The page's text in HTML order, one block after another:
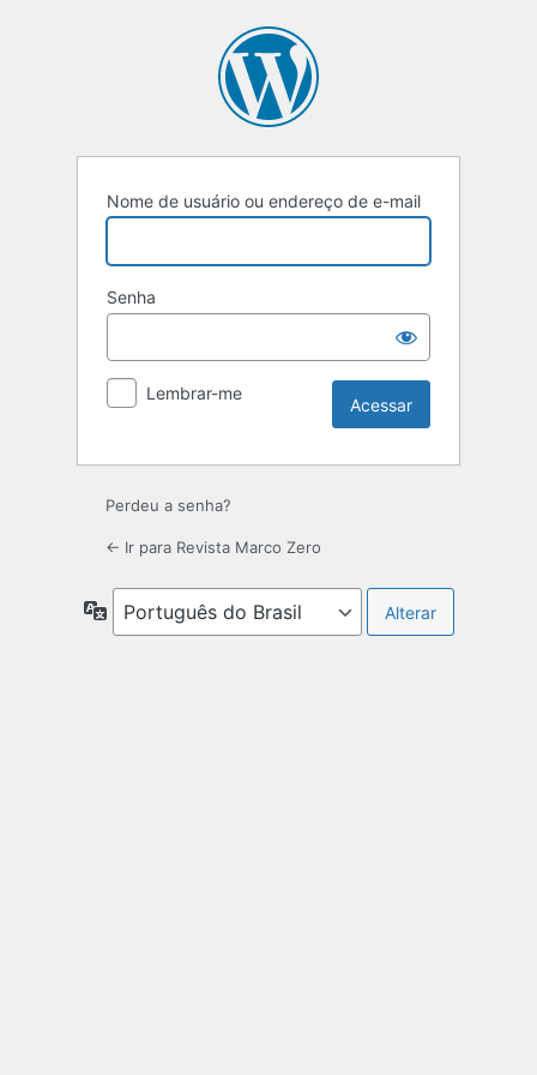
Nome de usuário ou endereço de e-mail
Senha
Lembrar-me
Perdeu a senha?
← Ir para Revista Marco Zero
Idioma